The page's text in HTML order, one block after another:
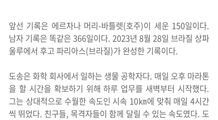
앞선 기록은 에르차나 머리-바틀렛(호주)이 세운 150일이다.
남자 기록은 똑같은 366일이다. 2023년 8월 28일 브라질 상파
울루에서 후고 파리아스(브라질)가 완성한 기록이다.
도송은 화학 회사에서 일하는 생물 공학자다. 매일 오후 마라톤
을 할 시간을 확보하기 위해 하루 업무를 새벽부터 시작했다.
그는 상대적으로 수월한 속도인 시속 10㎞에 맞춰 매일 4시간
씩 뛰었다. 친구들, 목격자들이 함께 달릴 수 있는 속도였다. 도